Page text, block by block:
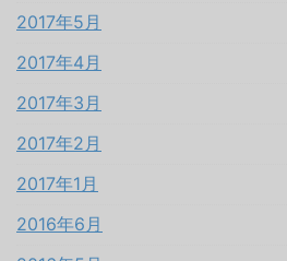
2017年5月
2017年4月
2017年3月
2017年2月
2017年1月
2016年6月